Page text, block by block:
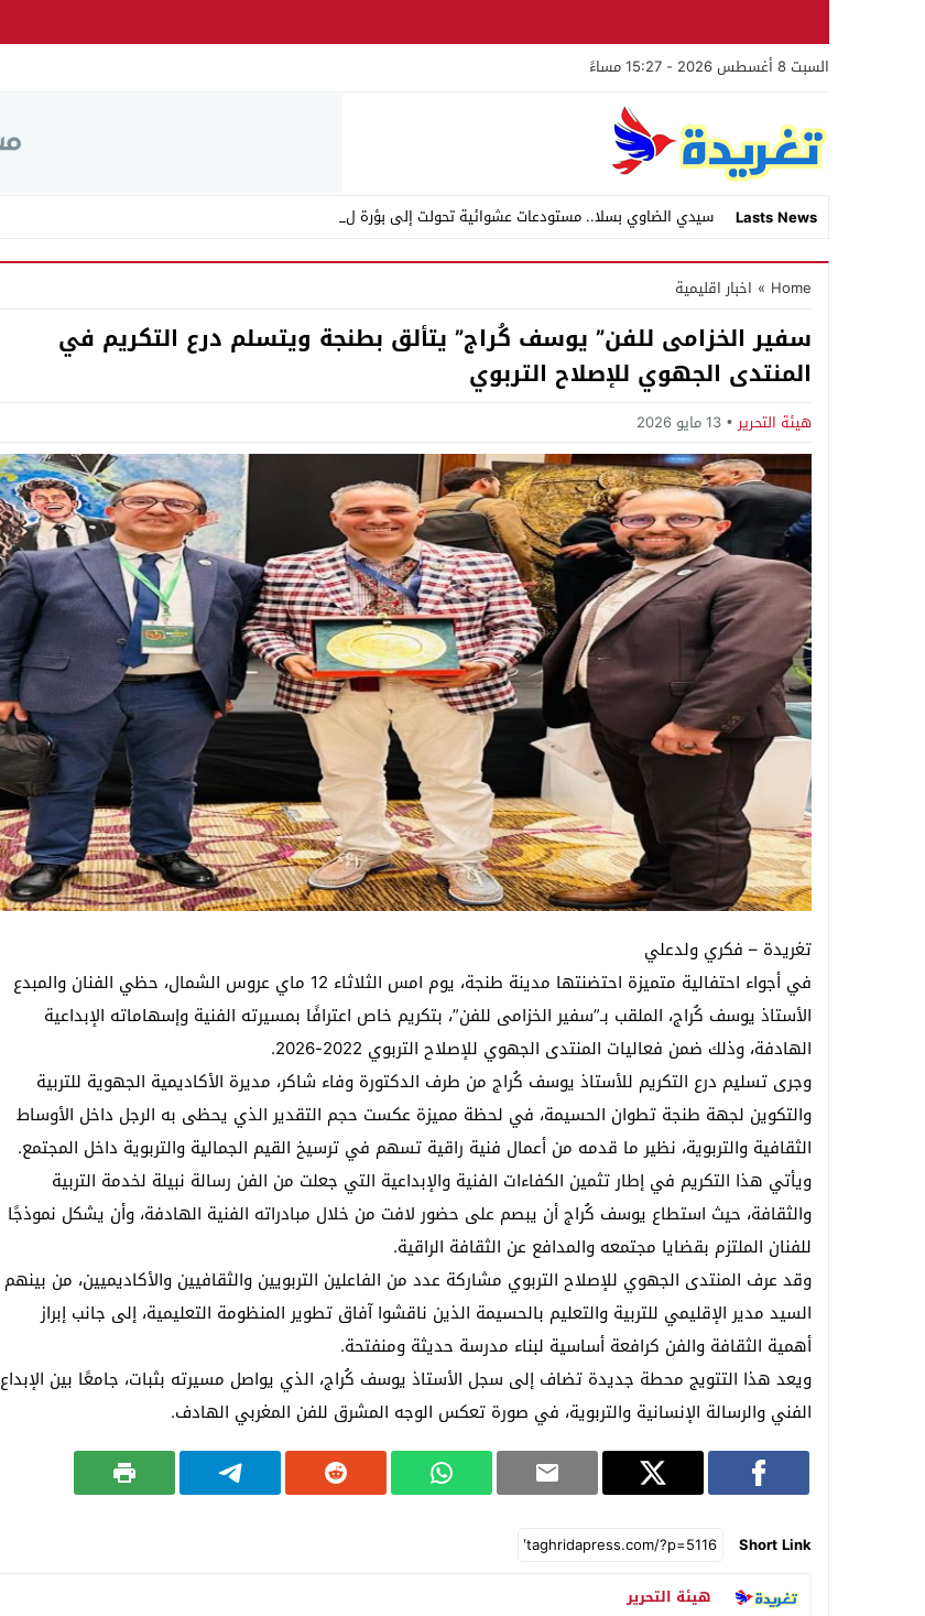
السبت 8 أغسطس 2026 - 15:27 مساءً
Lasts News
سيدي الضاوي بسلا.. مستودعات عشوائية تحولت إلى بؤرة للفوضى وا_
Stop
Previous
Next
Home
» اخبار اقليمية
سفير الخزامى للفن” يوسف كُراج” يتألق بطنجة ويتسلم درع التكريم في
المنتدى الجهوي للإصلاح التربوي
هيئة التحرير 13 مايو 2026
تغريدة – فكري ولدعلي
في أجواء احتفالية متميزة احتضنتها مدينة طنجة، يوم امس الثلاثاء 12 ماي عروس الشمال، حظي الفنان والمبدع
الأستاذ يوسف كُراج، الملقب بـ”سفير الخزامى للفن”، بتكريم خاص اعترافًا بمسيرته الفنية وإسهاماته الإبداعية
الهادفة، وذلك ضمن فعاليات المنتدى الجهوي للإصلاح التربوي 2022-2026.
وجرى تسليم درع التكريم للأستاذ يوسف كُراج من طرف الدكتورة وفاء شاكر، مديرة الأكاديمية الجهوية للتربية
والتكوين لجهة طنجة تطوان الحسيمة، في لحظة مميزة عكست حجم التقدير الذي يحظى به الرجل داخل الأوساط
الثقافية والتربوية، نظير ما قدمه من أعمال فنية راقية تسهم في ترسيخ القيم الجمالية والتربوية داخل المجتمع.
ويأتي هذا التكريم في إطار تثمين الكفاءات الفنية والإبداعية التي جعلت من الفن رسالة نبيلة لخدمة التربية
والثقافة، حيث استطاع يوسف كُراج أن يبصم على حضور لافت من خلال مبادراته الفنية الهادفة، وأن يشكل نموذجًا
للفنان الملتزم بقضايا مجتمعه والمدافع عن الثقافة الراقية.
وقد عرف المنتدى الجهوي للإصلاح التربوي مشاركة عدد من الفاعلين التربويين والثقافيين والأكاديميين، من بينهم
السيد مدير الإقليمي للتربية والتعليم بالحسيمة الذين ناقشوا آفاق تطوير المنظومة التعليمية، إلى جانب إبراز
أهمية الثقافة والفن كرافعة أساسية لبناء مدرسة حديثة ومنفتحة.
ويعد هذا التتويج محطة جديدة تضاف إلى سجل الأستاذ يوسف كُراج، الذي يواصل مسيرته بثبات، جامعًا بين الإبداع
الفني والرسالة الإنسانية والتربوية، في صورة تعكس الوجه المشرق للفن المغربي الهادف.
Short Link
هيئة التحرير